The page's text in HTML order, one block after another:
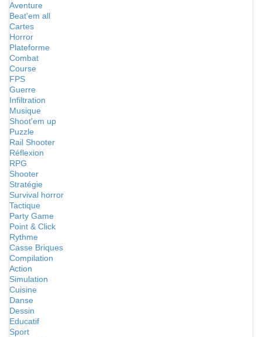
Aventure
Beat'em all
Cartes
Horror
Plateforme
Combat
Course
FPS
Guerre
Infiltration
Musique
Shoot'em up
Puzzle
Rail Shooter
Réflexion
RPG
Shooter
Stratégie
Survival horror
Tactique
Party Game
Point & Click
Rythme
Casse Briques
Compilation
Action
Simulation
Cuisine
Danse
Dessin
Educatif
Sport